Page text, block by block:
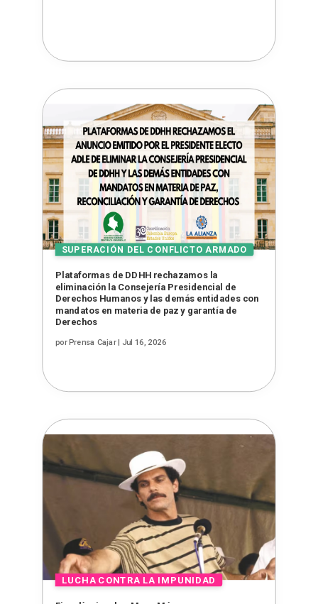
Plataformas de DDHH rechazamos la
eliminación la Consejería Presidencial de
Derechos Humanos y las demás entidades con
mandatos en materia de paz y garantía de
Derechos
porPrensa Cajar| Jul 16, 2026